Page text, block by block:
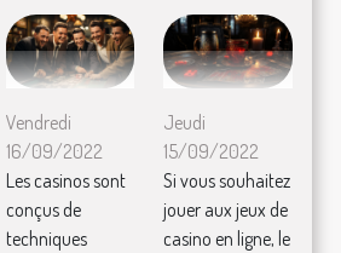
Vendredi
16/09/2022
Les casinos sont
conçus de
techniques
Jeudi
15/09/2022
Si vous souhaitez
jouer aux jeux de
casino en ligne, le